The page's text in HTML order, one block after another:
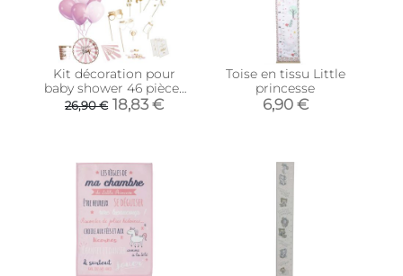
Kit décoration pour
baby shower 46 pièces
(Rose)
26,90 € 18,83 €
Toise en tissu Little
princesse
6,90 €